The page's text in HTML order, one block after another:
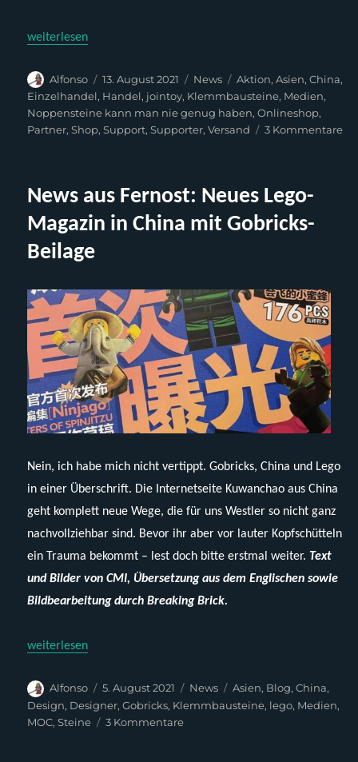
„你好 JoinToy & Aktion Neuschwanstein!“
weiterlesen
Autor
Alfonso
Veröffentlicht
am
13. August 2021 Kategorien
News Schlagwörter
Aktion,Asien,China,
Einzelhandel, Handel, jointoy, Klemmbausteine, Medien,
Noppensteine kann man nie genug haben,Onlineshop,
Partner,Shop,Support,Supporter,Versand 3 Kommentarezu
News aus Fernost: Neues Lego-
Magazin in China mit Gobricks-
Beilage
Nein, ich habe mich nicht vertippt. Gobricks, China und Lego
in einer Überschrift. Die Internetseite Kuwanchao aus China
geht komplett neue Wege, die für uns Westler so nicht ganz
nachvollziehbar sind. Bevor ihr aber vor lauter Kopfschütteln
ein Trauma bekommt – lest doch bitte erstmal weiter. Text
und Bilder von CMI, Übersetzung aus dem Englischen sowie
Bildbearbeitung durch Breaking Brick.
„News aus Fernost: Neues Lego-Magazin in China mit
weiterlesen
Autor
Alfonso
Veröffentlicht
am
5. August 2021 Kategorien
News Schlagwörter
Asien, Blog,China,
Design, Designer,Gobricks, Klemmbausteine, lego, Medien,
MOC,Steine 3 Kommentarezu